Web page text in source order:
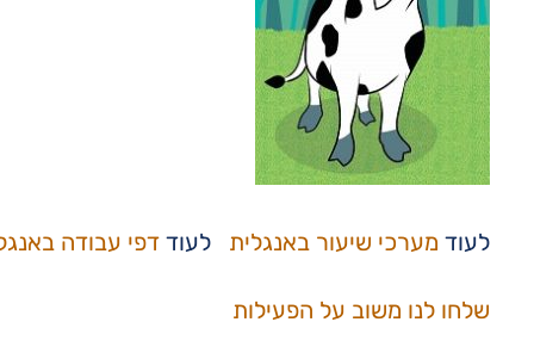
לעוד מערכי שיעור באנגלית לעוד דפי עבודה
שלחו לנו משוב על הפעילות